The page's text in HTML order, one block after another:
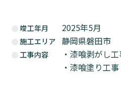
竣工年月 2025年5月
施工エリア 静岡県磐田市
工事内容
・漆喰剥がし
・漆喰塗り工事